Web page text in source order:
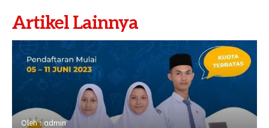
Artikel Lainnya
Oleh : admin